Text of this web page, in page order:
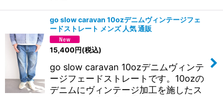
go slow caravan 10ozデニムヴィンテージフェ
ードストレート メンズ 人気 通販
15,400円(税込)
go slow caravan 10ozデニムヴィンテ
ージフェードストレートです。10ozの
デニムにヴィンテージ加工を施したス